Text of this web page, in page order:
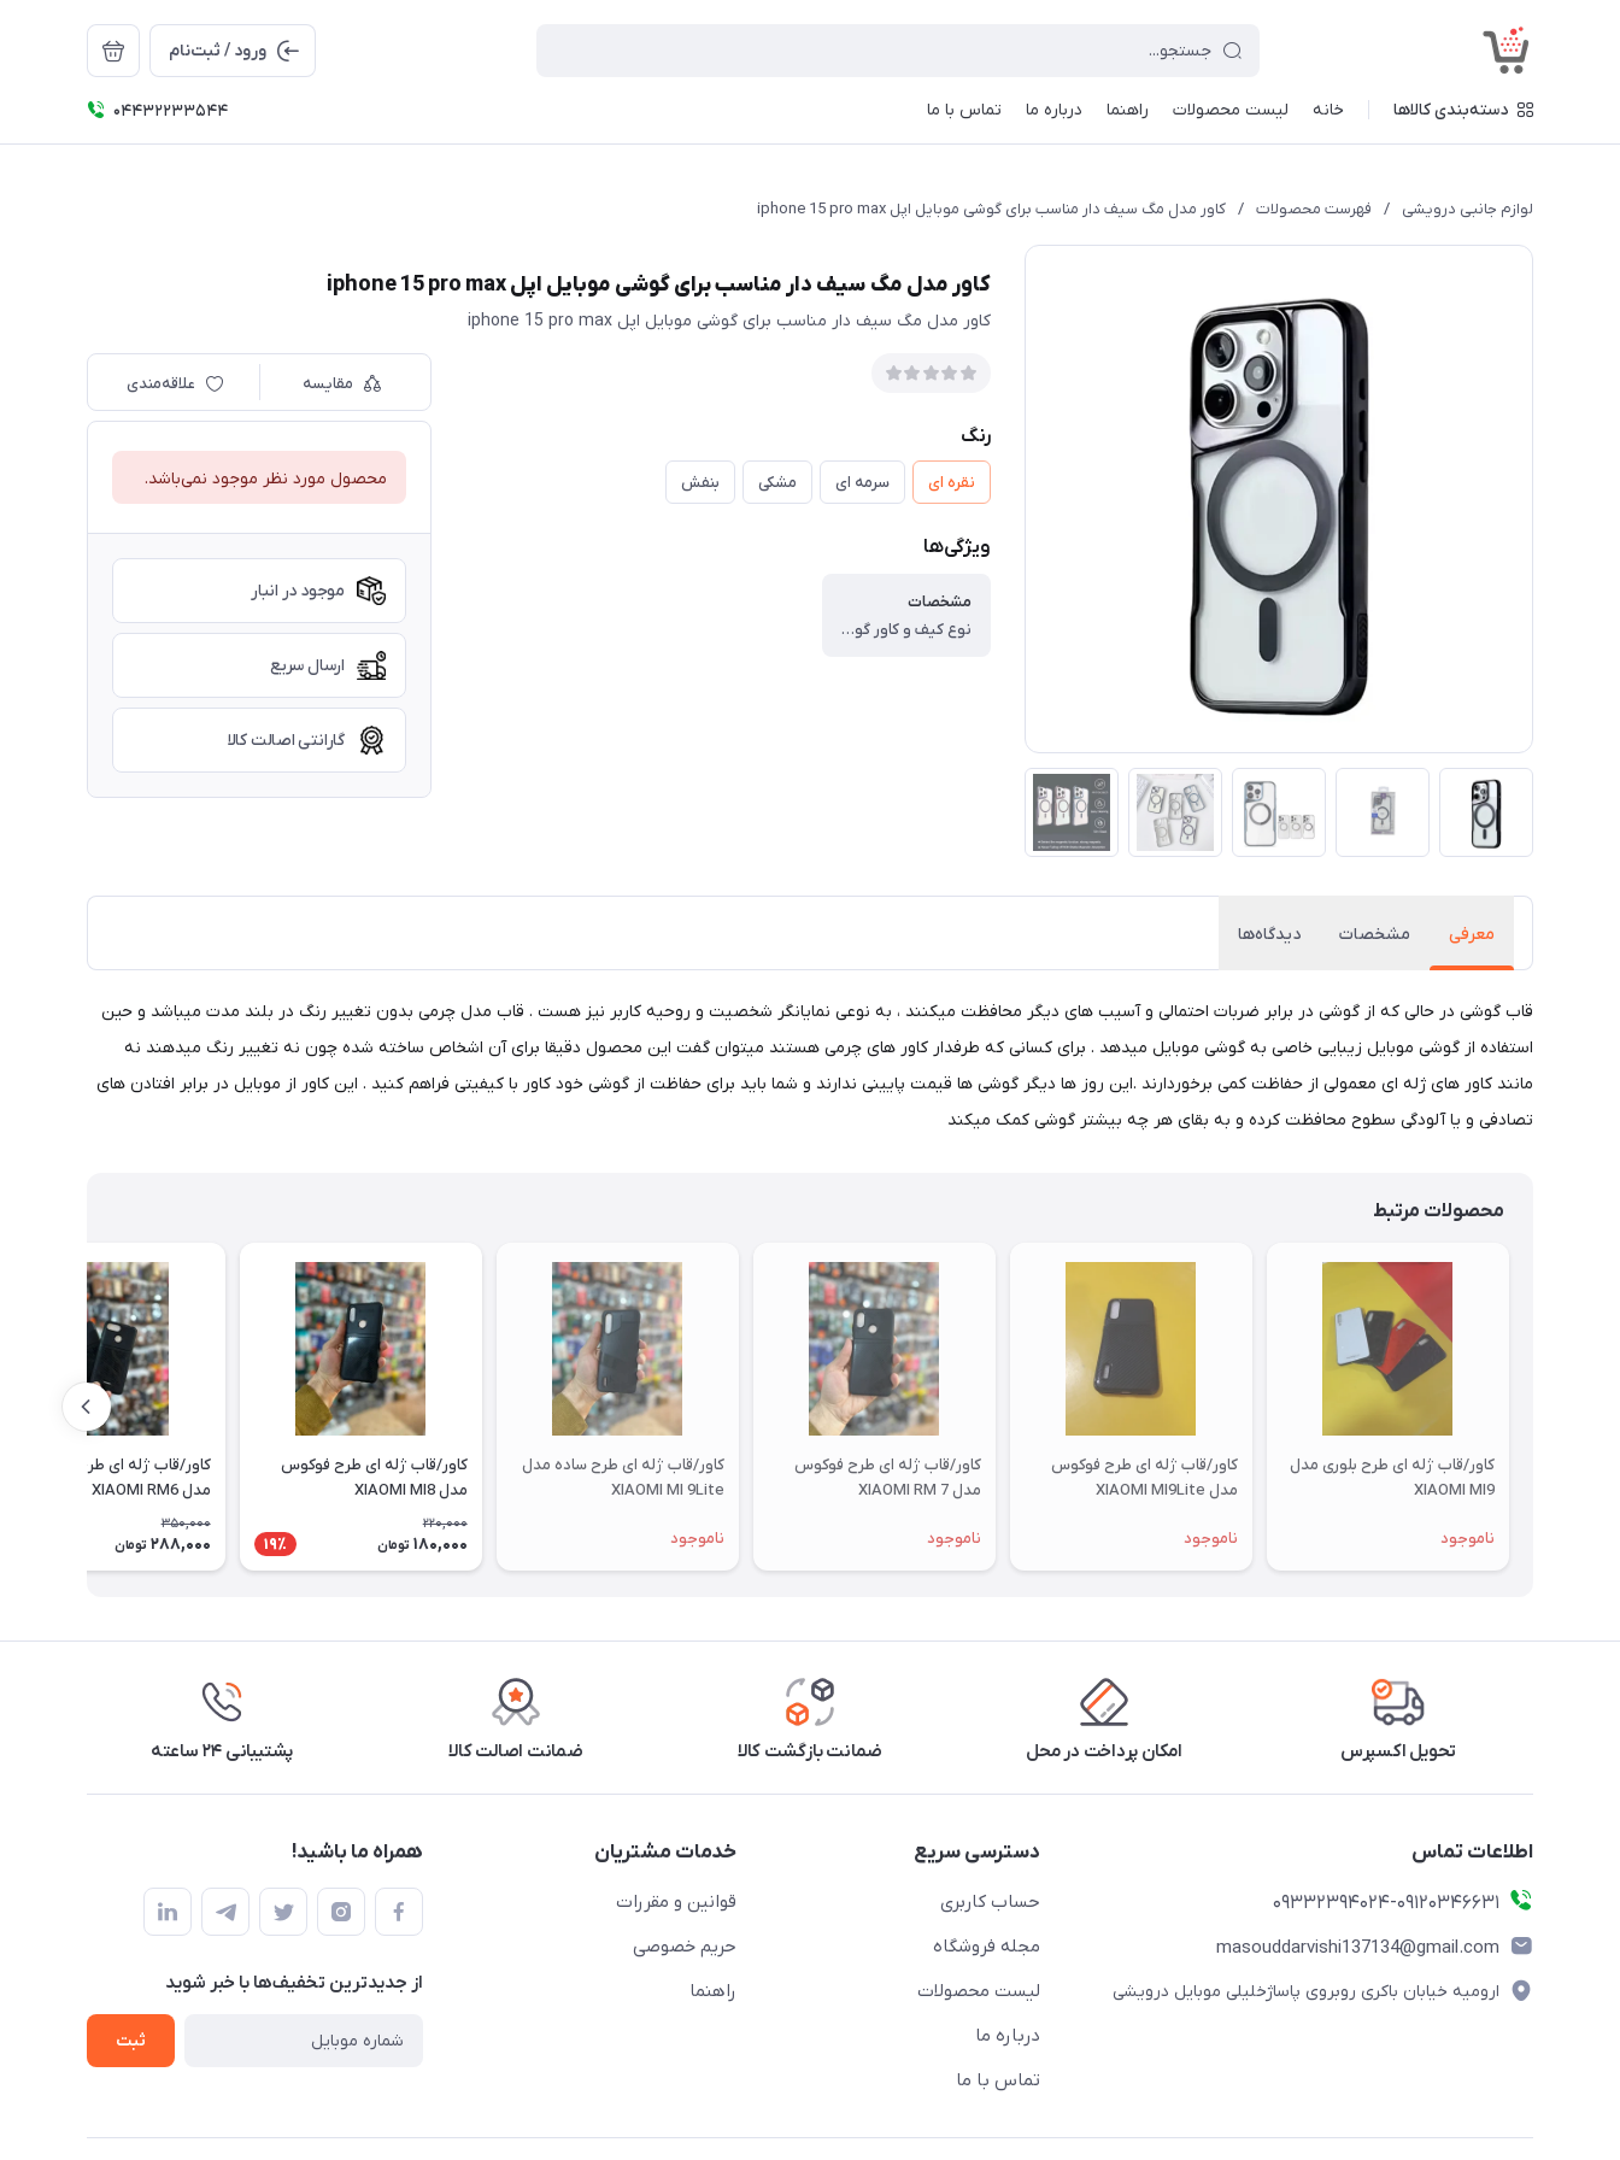
ورود / ثبت‌نام
دسته‌بندی کالاها خانه لیست محصولات راهنما درباره ما تماس با ما 04432233544
لوازم جانبی درویشی / فهرست محصولات / کاور مدل مگ سیف دار مناسب برای گوشی موبایل اپل iphone 15 pro max
کاور مدل مگ سیف دار مناسب برای گوشی موبایل اپل iphone 15 pro max
کاور مدل مگ سیف دار مناسب برای گوشی موبایل اپل iphone 15 pro max
رنگ
نقره ای سرمه ای مشکی بنفش
ویژگی‌ها
مشخصات
نوع کیف و کاور گوشی ، کاور ، وزن ، ۵۰ گرم ، سازگار با گوشی موبایل ، Apple iphone ۱5 Pro max ، ساختار ، شفاف ، سطح پوشش ، قاب پشتی ، لبه پایینی ، لبه بالایی ، لبه راست ، لبه چپ ، حفاظت از دکمه‌ها
مقایسه علاقه‌مندی
محصول مورد نظر موجود نمی‌باشد.
موجود در انبار
ارسال سریع
گارانتی اصالت کالا
معرفی مشخصات دیدگاه‌ها
قاب گوشی در حالی که از گوشی در برابر ضربات احتمالی و آسیب های دیگر محافظت میکنند ، به نوعی نمایانگر شخصیت و روحیه کاربر نیز هست . قاب مدل چرمی بدون تغییر رنگ در بلند مدت میباشد و حین
استفاده از گوشی موبایل زیبایی خاصی به گوشی موبایل میدهد . برای کسانی که طرفدار کاور های چرمی هستند میتوان گفت این محصول دقیقا برای آن اشخاص ساخته شده چون نه تغییر رنگ میدهند نه
مانند کاور های ژله ای معمولی از حفاظت کمی برخوردارند .این روز ها دیگر گوشی ها قیمت پایینی ندارند و شما باید برای حفاظت از گوشی خود کاور با کیفیتی فراهم کنید . این کاور از موبایل در برابر افتادن های
تصادفی و یا آلودگی سطوح محافظت کرده و به بقای هر چه بیشتر گوشی کمک میکند
محصولات مرتبط
کاور/قاب ژله ای طرح بلوری مدل
XIAOMI MI9
ناموجود
کاور/قاب ژله ای طرح فوکوس
مدل XIAOMI MI9Lite
ناموجود
کاور/قاب ژله ای طرح فوکوس
مدل XIAOMI RM 7
ناموجود
کاور/قاب ژله ای طرح ساده مدل
XIAOMI MI 9Lite
ناموجود
کاور/قاب ژله ای طرح فوکوس
مدل XIAOMI MI8
220,000
180,000 تومان 19٪
کاور/قاب ژله ای طرح فوکوس
مدل XIAOMI RM6
350,000
288,000 تومان
تحویل اکسپرس امکان پرداخت در محل ضمانت بازگشت کالا ضمانت اصالت کالا پشتیبانی ۲۴ ساعته
اطلاعات تماس
09332394024-09120346631
masouddarvishi137134@gmail.com
ارومیه خیابان باکری روبروی پاساژخلیلی موبایل درویشی
دسترسی سریع
حساب کاربری
مجله فروشگاه
لیست محصولات
درباره ما
تماس با ما
خدمات مشتریان
قوانین و مقررات
حریم خصوصی
راهنما
همراه ما باشید!
از جدید‌ترین تخفیف‌ها با‌ خبر شوید
ثبت